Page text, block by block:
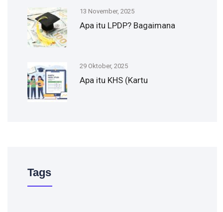
13 November, 2025
Apa itu LPDP? Bagaimana
29 Oktober, 2025
Apa itu KHS (Kartu
Tags